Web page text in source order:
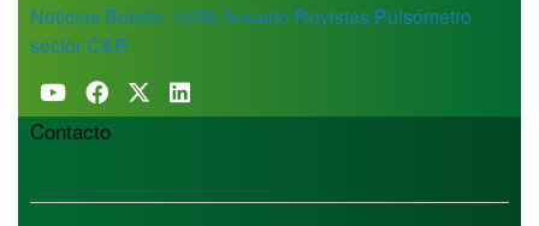
Noticias Boletín 15/30 Anuario Revistas Pulsómetro
sector C&R
Contacto